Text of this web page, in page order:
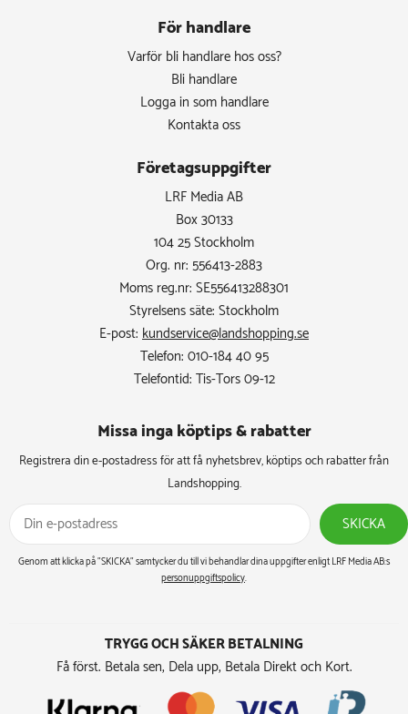
För handlare
Varför bli handlare hos oss?
Bli handlare
Logga in som handlare
Kontakta oss
Företagsuppgifter
LRF Media AB
Box 30133
104 25 Stockholm
Org. nr: 556413-2883
Moms reg.nr: SE556413288301
Styrelsens säte: Stockholm
E-post: kundservice@landshopping.se
Telefon: 010-184 40 95
Telefontid: Tis-Tors 09-12
Missa inga köptips & rabatter​
Registrera din e-postadress för att få nyhetsbrev, köptips och rabatter från
Landshopping.
SKICKA
Genom att klicka på ”SKICKA” samtycker du till vi behandlar dina uppgifter enligt LRF Media AB:s
personuppgiftspolicy.
TRYGG OCH SÄKER BETALNING
Få först. Betala sen, Dela upp, Betala Direkt och Kort.